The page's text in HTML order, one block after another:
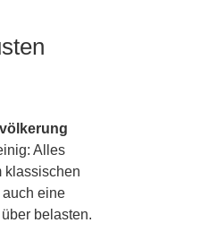
Alles
klassischen
eine
belasten.